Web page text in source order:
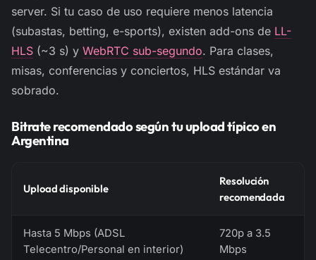
server. Si tu caso de uso requiere menos latencia
(subastas, betting, e-sports), existen add-ons de LL-
HLS (~3 s) y WebRTC sub-segundo. Para clases,
misas, conferencias y conciertos, HLS estándar va
sobrado.
Bitrate recomendado según tu upload típico en
Argentina
Upload disponible
Resolución
recomendada
Hasta 5 Mbps (ADSL
Telecentro/Personal en interior)
720p a 3.5
Mbps